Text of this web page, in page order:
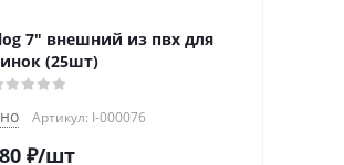
7" внешний из пвх для
(25шт)
Артикул: I-000076
₽/шт